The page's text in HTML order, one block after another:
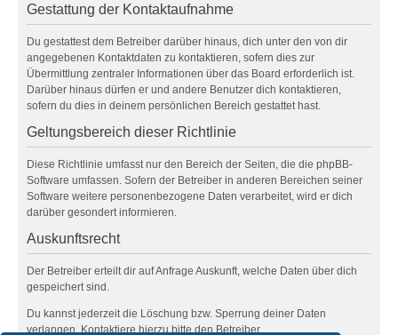
Gestattung der Kontaktaufnahme
Du gestattest dem Betreiber darüber hinaus, dich unter den von dir
angegebenen Kontaktdaten zu kontaktieren, sofern dies zur
Übermittlung zentraler Informationen über das Board erforderlich ist.
Darüber hinaus dürfen er und andere Benutzer dich kontaktieren,
sofern du dies in deinem persönlichen Bereich gestattet hast.
Geltungsbereich dieser Richtlinie
Diese Richtlinie umfasst nur den Bereich der Seiten, die die phpBB-
Software umfassen. Sofern der Betreiber in anderen Bereichen seiner
Software weitere personenbezogene Daten verarbeitet, wird er dich
darüber gesondert informieren.
Auskunftsrecht
Der Betreiber erteilt dir auf Anfrage Auskunft, welche Daten über dich
gespeichert sind.
Du kannst jederzeit die Löschung bzw. Sperrung deiner Daten
verlangen. Kontaktiere hierzu bitte den Betreiber.